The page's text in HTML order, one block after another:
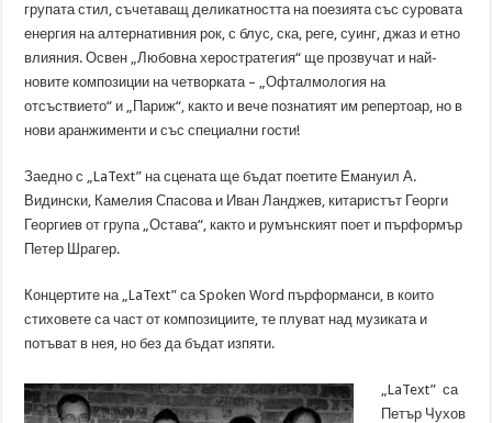
групата стил, съчетаващ деликатността на поезията със суровата
енергия на алтернативния рок, с блус, ска, реге, суинг, джаз и етно
влияния. Освен „Любовна херостратегия“ ще прозвучат и най-
новите композиции на четворката – „Офталмология на
отсъствието“ и „Париж“, както и вече познатият им репертоар, но в
нови аранжименти и със специални гости!
Заедно с „LaText” на сцената ще бъдат поетите Емануил А.
Видински, Камелия Спасова и Иван Ланджев, китаристът Георги
Георгиев от група „Остава“, както и румънският поет и пърформър
Петер Шрагер.
Концертите на „LaText” са Spoken Word пърформанси, в които
стиховете са част от композициите, те плуват над музиката и
потъват в нея, но без да бъдат изпяти.
„LaText” са
Петър Чухов